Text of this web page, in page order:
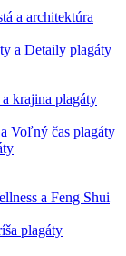
a architektúra
a Detaily plagáty
krajina plagáty
Voľný čas plagáty
a Feng Shui
plagáty